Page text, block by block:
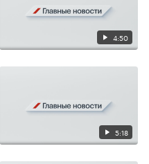
4:50
5:18